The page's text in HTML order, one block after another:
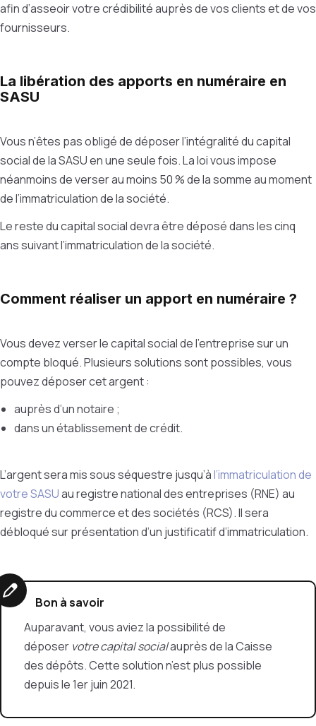
afin d’asseoir votre crédibilité auprès de vos clients et de vos
fournisseurs.
La libération des apports en numéraire en
SASU
Vous n’êtes pas obligé de déposer l’intégralité du capital
social de la SASU en une seule fois. La loi vous impose
néanmoins de verser au moins 50 % de la somme au moment
de l’immatriculation de la société.
Le reste du capital social devra être déposé dans les cinq
ans suivant l’immatriculation de la société.
Comment réaliser un apport en numéraire ?
Vous devez verser le capital social de l’entreprise sur un
compte bloqué. Plusieurs solutions sont possibles, vous
pouvez déposer cet argent :
auprès d’un notaire ;
dans un établissement de crédit.
L’argent sera mis sous séquestre jusqu’àl’immatriculation de
votre SASUau registre national des entreprises (RNE) au
registre du commerce et des sociétés (RCS). Il sera
débloqué sur présentation d’un justificatif d’immatriculation.
Bon à savoir
Auparavant, vous aviez la possibilité de
déposer votre capital socialauprès de la Caisse
des dépôts. Cette solution n’est plus possible
depuis le 1er juin 2021.